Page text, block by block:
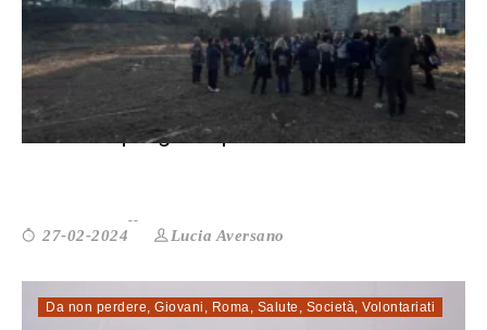
WE-Z: un progetto per il benessere em...
27-02-2024 Lucia Aversano
Da non perdere, Giovani , Roma, Salute , Società, Volontariati